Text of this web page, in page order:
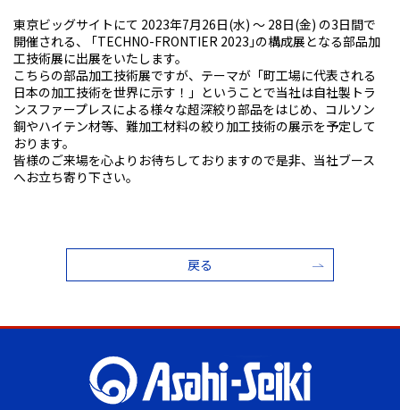
東京ビッグサイトにて 2023年7月26日(水) ～ 28日(金) の3日間で
開催される、 ｢TECHNO-FRONTIER 2023｣の構成展となる部品加
工技術展に出展をいたします。
こちらの部品加工技術展ですが、テーマが「町工場に代表される
日本の加工技術を世界に示す！」ということで当社は自社製トラ
ンスファープレスによる様々な超深絞り部品をはじめ、コルソン
銅やハイテン材等、難加工材料の絞り加工技術の展示を予定して
おります。
皆様のご来場を心よりお待ちしておりますので是非、当社ブース
へお立ち寄り下さい。
戻る